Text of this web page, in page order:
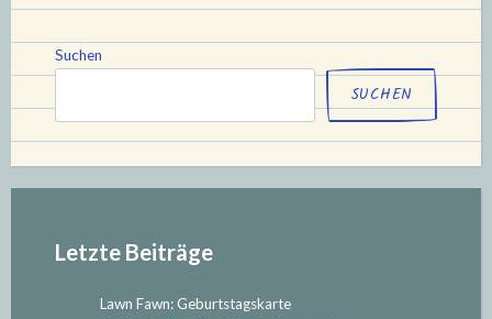
Suchen
SUCHEN
Letzte Beiträge
Lawn Fawn: Geburtstagskarte